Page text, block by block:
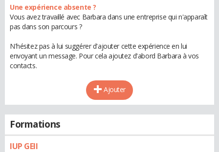
Une expérience absente ?
Vous avez travaillé avec Barbara dans une entreprise qui n'apparaît
pas dans son parcours ?
N'hésitez pas à lui suggérer d'ajouter cette expérience en lui
envoyant un message. Pour cela ajoutez d'abord Barbara à vos
contacts.
Ajouter
Formations
IUP GEII